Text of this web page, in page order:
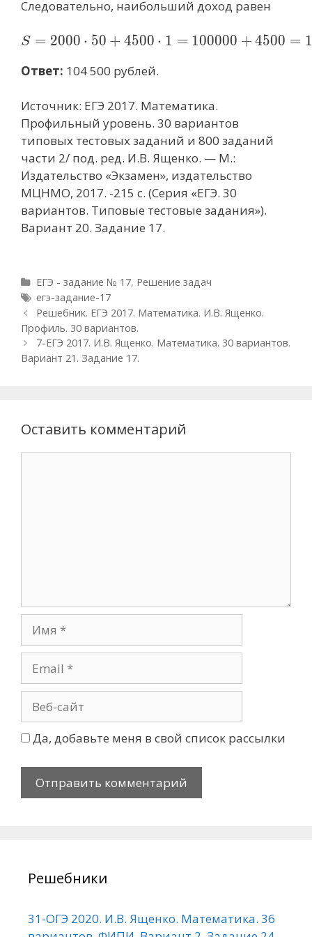
Следовательно, наибольший доход равен
S=2000\cdot
S = 2000 ⋅ 50 + 4500 ⋅ 1 = 100000 + 4500 = 1
Ответ: 104 500 рублей.
Источник: ЕГЭ 2017. Математика.
Профильный уровень. 30 вариантов
типовых тестовых заданий и 800 заданий
части 2/ под. ред. И.В. Ященко. — М.:
Издательство «Экзамен», издательство
МЦНМО, 2017. -215 с. (Серия «ЕГЭ. 30
вариантов. Типовые тестовые задания»).
Вариант 20. Задание 17.
Р
у
б
р
и
к
ЕГЭ - задание № 17, Решение задач
М
е
т
к
и
егэ-задание-17
Н
а
в
и
я
Решебник. ЕГЭ 2017. Математика. И.В. Ященко.
Профиль. 30 вариантов.
7-ЕГЭ 2017. И.В. Ященко. Математика. 30 вариантов.
Вариант 21. Задание 17.
Оставить комментарий
Да, добавьте меня в свой список рассылки
Решебники
31-ОГЭ 2020. И.В. Ященко. Математика. 36